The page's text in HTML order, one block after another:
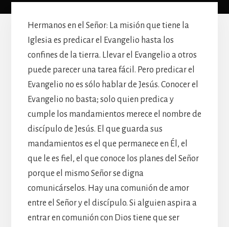
Hermanos en el Señor: La misión que tiene la
Iglesia es predicar el Evangelio hasta los
confines de la tierra. Llevar el Evangelio a otros
puede parecer una tarea fácil. Pero predicar el
Evangelio no es sólo hablar de Jesús. Conocer el
Evangelio no basta; solo quien predica y
cumple los mandamientos merece el nombre de
discípulo de Jesús. El que guarda sus
mandamientos es el que permanece en Él, el
que le es fiel, el que conoce los planes del Señor
porque el mismo Señor se digna
comunicárselos. Hay una comunión de amor
entre el Señor y el discípulo. Si alguien aspira a
entrar en comunión con Dios tiene que ser